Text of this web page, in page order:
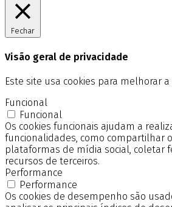
Fechar
Visão geral de privacidade
Este site usa cookies para melhorar
Funcional
Funcional
Os cookies funcionais ajudam a
funcionalidades, como compartilhar
plataformas de mídia social, coletar
recursos de terceiros.
Performance
Performance
Os cookies de desempenho são